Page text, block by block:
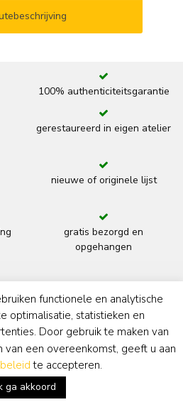
100% authenticiteitsgarantie
gerestaureerd in eigen atelier
nieuwe of originele lijst
gratis bezorgd en
opgehangen
& Buunk
functionele en analytische
optimalisatie, statistieken en
Door gebruik te maken van
een overeenkomst, geeft u aan
te accepteren.
ga akkoord